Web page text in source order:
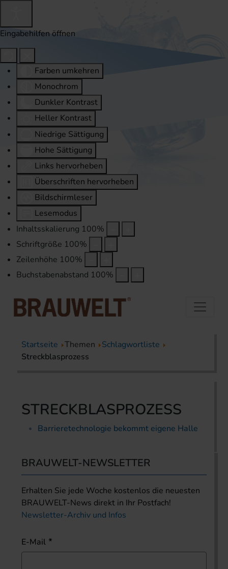
Eingabehilfen öffnen
Farben umkehren
Monochrom
Dunkler Kontrast
Heller Kontrast
Niedrige Sättigung
Hohe Sättigung
Links hervorheben
Überschriften hervorheben
Bildschirmleser
Lesemodus
Inhaltsskalierung 100%
Schriftgröße 100%
Zeilenhöhe 100%
Buchstabenabstand 100%
Startseite Themen
Schlagwortliste
Streckblasprozess
STRECKBLASPROZESS
Barrieretechnologie bekommt eigene Halle
BRAUWELT-NEWSLETTER
Erhalten Sie jede Woche kostenlos die neuesten
BRAUWELT-News direkt in Ihr Postfach!
Newsletter-Archiv und Infos
E-Mail